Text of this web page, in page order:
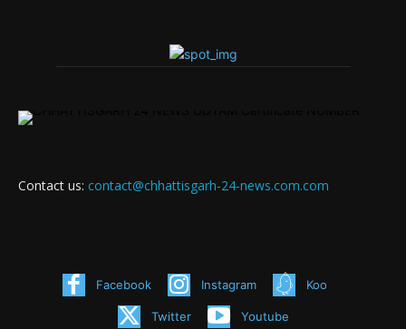
Contact us: contact@chhattisgarh-24-news.com.com
Facebook Instagram Koo
Twitter Youtube